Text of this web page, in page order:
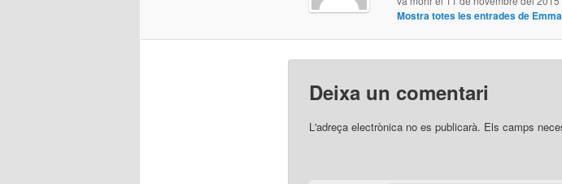
Mostra totes les entrades de
Deixa un comentari
L'adreça electrònica no es publicarà. Els camps